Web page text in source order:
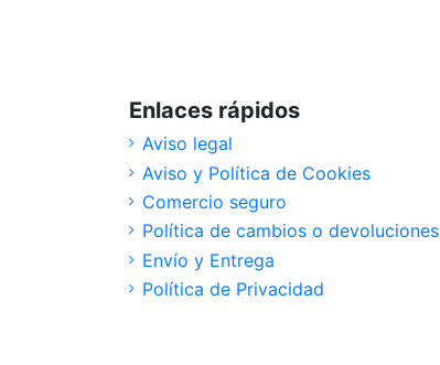
Enlaces rápidos
Aviso legal
Aviso y Política de Cookies
Comercio seguro
Política de cambios o devoluciones
Envío y Entrega
Política de Privacidad